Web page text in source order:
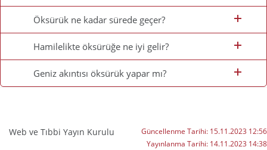
Öksürük ne kadar sürede geçer?
Hamilelikte öksürüğe ne iyi gelir?
Geniz akıntısı öksürük yapar mı?
Web ve Tıbbi Yayın Kurulu Güncellenme Tarihi: 15.11.2023 12:56
Yayınlanma Tarihi: 14.11.2023 14:38